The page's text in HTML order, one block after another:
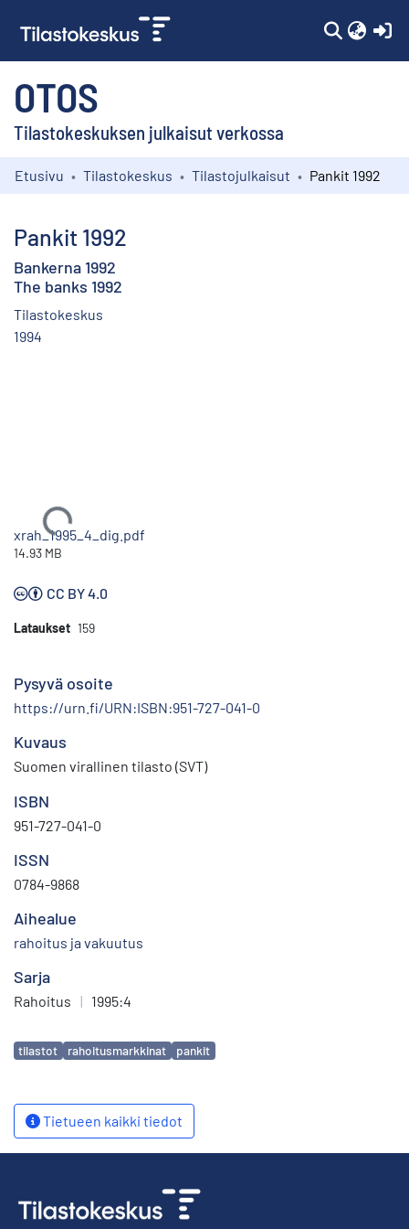
OTOS
Tilastokeskuksen julkaisut verkossa
Selaa
Etusivu Tilastokeskus Tilastojulkaisut Pankit 1992
Pankit 1992
Bankerna 1992
The banks 1992
Tilastokeskus
1994
Ladataan...
xrah_1995_4_dig.pdf
14.93 MB
CC BY 4.0
Lataukset 159
Pysyvä osoite
https://urn.fi/URN:ISBN:951-727-041-0
Kuvaus
Suomen virallinen tilasto (SVT)
ISBN
951-727-041-0
ISSN
0784-9868
Aihealue
rahoitus ja vakuutus
Sarja
Rahoitus | 1995:4
Avainsanat
tilastot rahoitusmarkkinat pankit
Tietueen kaikki tiedot